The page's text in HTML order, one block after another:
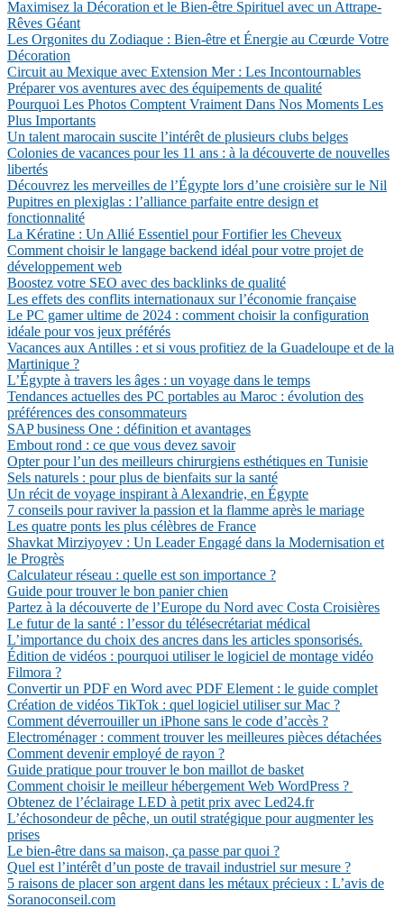
Maximisez la Décoration et le Bien-être Spirituel avec un Attrape-
Rêves Géant
Les Orgonites du Zodiaque : Bien-être et Énergie au Cœurde Votre
Décoration
Circuit au Mexique avec Extension Mer : Les Incontournables
Préparer vos aventures avec des équipements de qualité
Pourquoi Les Photos Comptent Vraiment Dans Nos Moments Les
Plus Importants
Un talent marocain suscite l’intérêt de plusieurs clubs belges
Colonies de vacances pour les 11 ans : à la découverte de nouvelles
libertés
Découvrez les merveilles de l’Égypte lors d’une croisière sur le Nil
Pupitres en plexiglas : l’alliance parfaite entre design et
fonctionnalité
La Kératine : Un Allié Essentiel pour Fortifier les Cheveux
Comment choisir le langage backend idéal pour votre projet de
développement web
Boostez votre SEO avec des backlinks de qualité
Les effets des conflits internationaux sur l’économie française
Le PC gamer ultime de 2024 : comment choisir la configuration
idéale pour vos jeux préférés
Vacances aux Antilles : et si vous profitiez de la Guadeloupe et de la
Martinique ?
L’Égypte à travers les âges : un voyage dans le temps
Tendances actuelles des PC portables au Maroc : évolution des
préférences des consommateurs
SAP business One : définition et avantages
Embout rond : ce que vous devez savoir
Opter pour l’un des meilleurs chirurgiens esthétiques en Tunisie
Sels naturels : pour plus de bienfaits sur la santé
Un récit de voyage inspirant à Alexandrie, en Égypte
7 conseils pour raviver la passion et la flamme après le mariage
Les quatre ponts les plus célèbres de France
Shavkat Mirziyoyev : Un Leader Engagé dans la Modernisation et
le Progrès
Calculateur réseau : quelle est son importance ?
Guide pour trouver le bon panier chien
Partez à la découverte de l’Europe du Nord avec Costa Croisières
Le futur de la santé : l’essor du télésecrétariat médical
L’importance du choix des ancres dans les articles sponsorisés.
Édition de vidéos : pourquoi utiliser le logiciel de montage vidéo
Filmora ?
Convertir un PDF en Word avec PDF Element : le guide complet
Création de vidéos TikTok : quel logiciel utiliser sur Mac ?
Comment déverrouiller un iPhone sans le code d’accès ?
Electroménager : comment trouver les meilleures pièces détachées
Comment devenir employé de rayon ?
Guide pratique pour trouver le bon maillot de basket
Comment choisir le meilleur hébergement Web WordPress ?
Obtenez de l’éclairage LED à petit prix avec Led24.fr
L’échosondeur de pêche, un outil stratégique pour augmenter les
prises
Le bien-être dans sa maison, ça passe par quoi ?
Quel est l’intérêt d’un poste de travail industriel sur mesure ?
5 raisons de placer son argent dans les métaux précieux : L’avis de
Soranoconseil.com